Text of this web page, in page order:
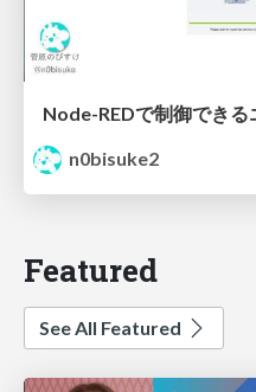
n0bisuke2
Featured
See All Featured